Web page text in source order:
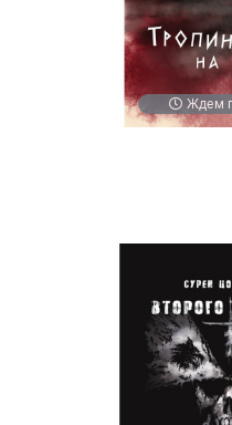
Ждем